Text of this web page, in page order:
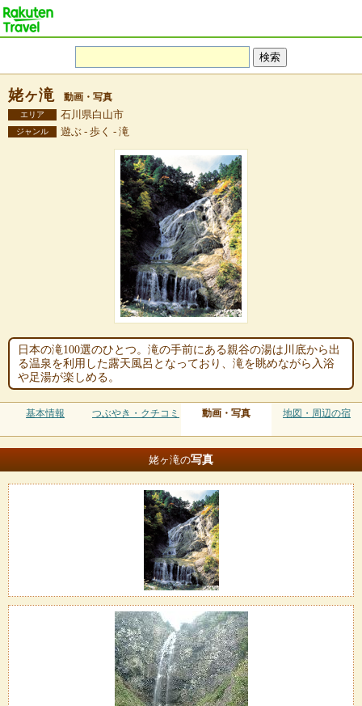
姥ヶ滝 動画・写真
エリア 石川県白山市
ジャンル 遊ぶ - 歩く - 滝
日本の滝100選のひとつ。滝の手前にある親谷の湯は川底から出
る温泉を利用した露天風呂となっており、滝を眺めながら入浴
や足湯が楽しめる。
基本情報 つぶやき・クチコミ 動画・写真 地図・周辺の宿
姥ヶ滝の写真